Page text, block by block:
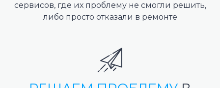
сервисов, где их проблему не смогли решить,
либо просто отказали в ремонте